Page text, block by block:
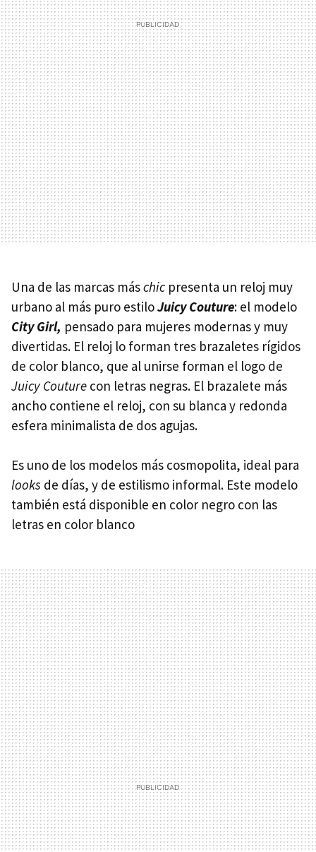
Una de las marcas máschic presenta un reloj muy
urbano al más puro estiloJuicy Couture: el modelo
City Girl, pensado para mujeres modernas y muy
divertidas. El reloj lo forman tres brazaletes rígidos
de color blanco, que al unirse forman el logo de
Juicy Couture con letras negras. El brazalete más
ancho contiene el reloj, con su blanca y redonda
esfera minimalista de dos agujas.
Es uno de los modelos más cosmopolita, ideal para
looks de días, y de estilismo informal. Este modelo
también está disponible en color negro con las
letras en color blanco